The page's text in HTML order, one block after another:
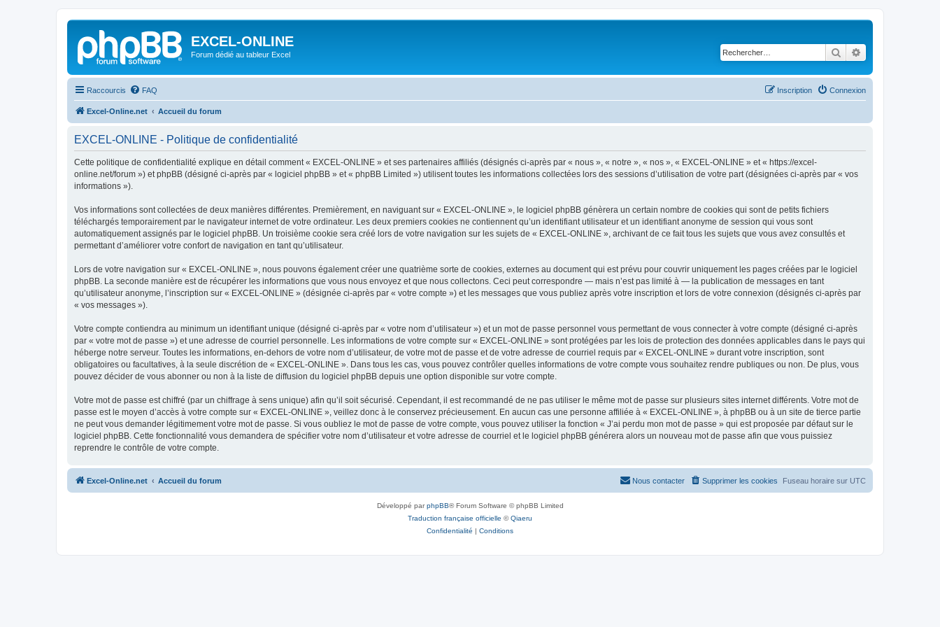
EXCEL-ONLINE
Forum dédié au tableur Excel Rechercher
Raccourcis FAQ Connexion
Inscription
Excel-Online.net Accueil du forum
EXCEL-ONLINE - Politique de confidentialité
Cette politique de confidentialité explique en détail comment « EXCEL-ONLINE » et ses partenaires affiliés (désignés ci-après par « nous », « notre », « nos », « EXCEL-ONLINE » et « https://excel-
online.net/forum ») et phpBB (désigné ci-après par « logiciel phpBB » et « phpBB Limited ») utilisent toutes les informations collectées lors des sessions d’utilisation de votre part (désignées ci-après par « vos
informations »).
Vos informations sont collectées de deux manières différentes. Premièrement, en naviguant sur « EXCEL-ONLINE », le logiciel phpBB génèrera un certain nombre de cookies qui sont de petits fichiers
téléchargés temporairement par le navigateur internet de votre ordinateur. Les deux premiers cookies ne contiennent qu’un identifiant utilisateur et un identifiant anonyme de session qui vous sont
automatiquement assignés par le logiciel phpBB. Un troisième cookie sera créé lors de votre navigation sur les sujets de « EXCEL-ONLINE », archivant de ce fait tous les sujets que vous avez consultés et
permettant d’améliorer votre confort de navigation en tant qu’utilisateur.
Lors de votre navigation sur « EXCEL-ONLINE », nous pouvons également créer une quatrième sorte de cookies, externes au document qui est prévu pour couvrir uniquement les pages créées par le logiciel
phpBB. La seconde manière est de récupérer les informations que vous nous envoyez et que nous collectons. Ceci peut correspondre — mais n’est pas limité à — la publication de messages en tant
qu’utilisateur anonyme, l’inscription sur « EXCEL-ONLINE » (désignée ci-après par « votre compte ») et les messages que vous publiez après votre inscription et lors de votre connexion (désignés ci-après par
« vos messages »).
Votre compte contiendra au minimum un identifiant unique (désigné ci-après par « votre nom d’utilisateur ») et un mot de passe personnel vous permettant de vous connecter à votre compte (désigné ci-après
par « votre mot de passe ») et une adresse de courriel personnelle. Les informations de votre compte sur « EXCEL-ONLINE » sont protégées par les lois de protection des données applicables dans le pays qui
héberge notre serveur. Toutes les informations, en-dehors de votre nom d’utilisateur, de votre mot de passe et de votre adresse de courriel requis par « EXCEL-ONLINE » durant votre inscription, sont
obligatoires ou facultatives, à la seule discrétion de « EXCEL-ONLINE ». Dans tous les cas, vous pouvez contrôler quelles informations de votre compte vous souhaitez rendre publiques ou non. De plus, vous
pouvez décider de vous abonner ou non à la liste de diffusion du logiciel phpBB depuis une option disponible sur votre compte.
Votre mot de passe est chiffré (par un chiffrage à sens unique) afin qu’il soit sécurisé. Cependant, il est recommandé de ne pas utiliser le même mot de passe sur plusieurs sites internet différents. Votre mot de
passe est le moyen d’accès à votre compte sur « EXCEL-ONLINE », veillez donc à le conservez précieusement. En aucun cas une personne affiliée à « EXCEL-ONLINE », à phpBB ou à un site de tierce partie
ne peut vous demander légitimement votre mot de passe. Si vous oubliez le mot de passe de votre compte, vous pouvez utiliser la fonction « J’ai perdu mon mot de passe » qui est proposée par défaut sur le
logiciel phpBB. Cette fonctionnalité vous demandera de spécifier votre nom d’utilisateur et votre adresse de courriel et le logiciel phpBB générera alors un nouveau mot de passe afin que vous puissiez
reprendre le contrôle de votre compte.
Excel-Online.net Accueil du forum Fuseau horaire sur UTC
Supprimer les cookies
Nous contacter
Développé parphpBB® Forum Software © phpBB Limited
Traduction française officielle ©Qiaeru
Confidentialité | Conditions